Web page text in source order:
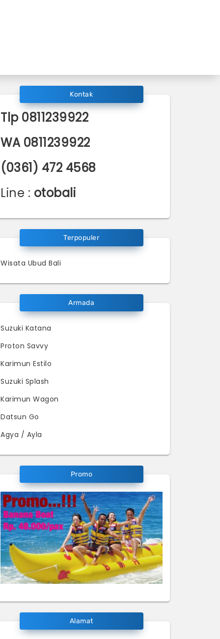
Kontak
Tlp 0811239922
WA 0811239922
(0361) 472 4568
Line : otobali
Terpopuler
Wisata Ubud Bali
Armada
Suzuki Katana
Proton Savvy
Karimun Estilo
Suzuki Splash
Karimun Wagon
Datsun Go
Agya / Ayla
Promo
Alamat